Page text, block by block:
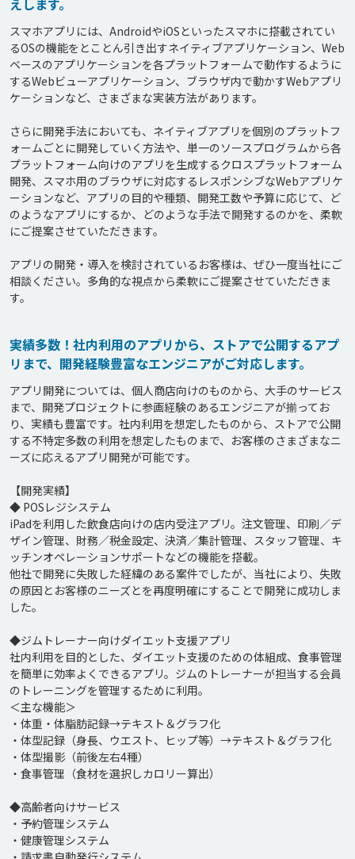
えします。
スマホアプリには、AndroidやiOSといったスマホに搭載されてい
るOSの機能をとことん引き出すネイティブアプリケーション、Web
ベースのアプリケーションを各プラットフォームで動作するように
するWebビューアプリケーション、ブラウザ内で動かすWebアプリ
ケーションなど、さまざまな実装方法があります。
さらに開発手法においても、ネイティブアプリを個別のプラットフ
ォームごとに開発していく方法や、単一のソースプログラムから各
プラットフォーム向けのアプリを生成するクロスプラットフォーム
開発、スマホ用のブラウザに対応するレスポンシブなWebアプリケ
ーションなど、アプリの目的や種類、開発工数や予算に応じて、ど
のようなアプリにするか、どのような手法で開発するのかを、柔軟
にご提案させていただきます。
アプリの開発・導入を検討されているお客様は、ぜひ一度当社にご
相談ください。多角的な視点から柔軟にご提案させていただきま
実績多数！社内利用のアプリから、ストアで公開するアプ
リまで、開発経験豊富なエンジニアがご対応します。
アプリ開発については、個人商店向けのものから、大手のサービス
まで、開発プロジェクトに参画経験のあるエンジニアが揃ってお
り、実績も豊富です。社内利用を想定したものから、ストアで公開
する不特定多数の利用を想定したものまで、お客様のさまざまなニ
ーズに応えるアプリ開発が可能です。
【開発実績】
◆ POSレジシステム
iPadを利用した飲食店向けの店内受注アプリ。注文管理、印刷／デ
ザイン管理、財務／税金設定、決済／集計管理、スタッフ管理、キ
ッチンオペレーションサポートなどの機能を搭載。
他社で開発に失敗した経緯のある案件でしたが、当社により、失敗
の原因とお客様のニーズとを再度明確にすることで開発に成功しま
した。
◆ジムトレーナー向けダイエット支援アプリ
社内利用を目的とした、ダイエット支援のための体組成、食事管理
を簡単に効率よくできるアプリ。ジムのトレーナーが担当する会員
のトレーニングを管理するために利用。
＜主な機能＞
・体重・体脂肪記録→テキスト＆グラフ化
・体型記録（身長、ウエスト、ヒップ等）→テキスト＆グラフ化
・体型撮影（前後左右4種）
・食事管理（食材を選択しカロリー算出）
◆高齢者向けサービス
・予約管理システム
・健康管理システム